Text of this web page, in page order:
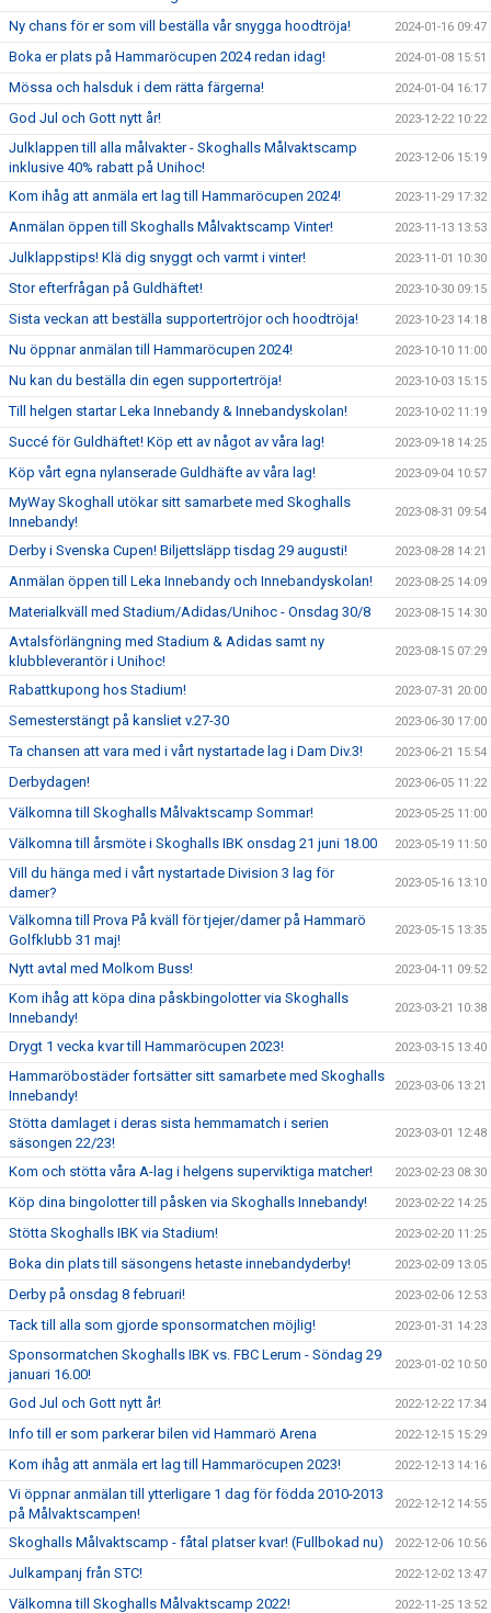
Ny chans för er som vill beställa vår snygga hoodtröja! 2024-01-16 09:47
Boka er plats på Hammaröcupen 2024 redan idag! 2024-01-08 15:51
Mössa och halsduk i dem rätta färgerna! 2024-01-04 16:17
God Jul och Gott nytt år! 2023-12-22 10:22
Julklappen till alla målvakter - Skoghalls Målvaktscamp
inklusive 40% rabatt på Unihoc!
2023-12-06 15:19
Kom ihåg att anmäla ert lag till Hammaröcupen 2024! 2023-11-29 17:32
Anmälan öppen till Skoghalls Målvaktscamp Vinter! 2023-11-13 13:53
Julklappstips! Klä dig snyggt och varmt i vinter! 2023-11-01 10:30
Stor efterfrågan på Guldhäftet! 2023-10-30 09:15
Sista veckan att beställa supportertröjor och hoodtröja! 2023-10-23 14:18
Nu öppnar anmälan till Hammaröcupen 2024! 2023-10-10 11:00
Nu kan du beställa din egen supportertröja! 2023-10-03 15:15
Till helgen startar Leka Innebandy & Innebandyskolan! 2023-10-02 11:19
Succé för Guldhäftet! Köp ett av något av våra lag! 2023-09-18 14:25
Köp vårt egna nylanserade Guldhäfte av våra lag! 2023-09-04 10:57
MyWay Skoghall utökar sitt samarbete med Skoghalls
Innebandy!
2023-08-31 09:54
Derby i Svenska Cupen! Biljettsläpp tisdag 29 augusti! 2023-08-28 14:21
Anmälan öppen till Leka Innebandy och Innebandyskolan! 2023-08-25 14:09
Materialkväll med Stadium/Adidas/Unihoc - Onsdag 30/8 2023-08-15 14:30
Avtalsförlängning med Stadium & Adidas samt ny
klubbleverantör i Unihoc!
2023-08-15 07:29
Rabattkupong hos Stadium! 2023-07-31 20:00
Semesterstängt på kansliet v.27-30 2023-06-30 17:00
Ta chansen att vara med i vårt nystartade lag i Dam Div.3! 2023-06-21 15:54
Derbydagen! 2023-06-05 11:22
Välkomna till Skoghalls Målvaktscamp Sommar! 2023-05-25 11:00
Välkomna till årsmöte i Skoghalls IBK onsdag 21 juni 18.00 2023-05-19 11:50
Vill du hänga med i vårt nystartade Division 3 lag för
damer?
2023-05-16 13:10
Välkomna till Prova På kväll för tjejer/damer på Hammarö
Golfklubb 31 maj!
2023-05-15 13:35
Nytt avtal med Molkom Buss! 2023-04-11 09:52
Kom ihåg att köpa dina påskbingolotter via Skoghalls
Innebandy!
2023-03-21 10:38
Drygt 1 vecka kvar till Hammaröcupen 2023! 2023-03-15 13:40
Hammaröbostäder fortsätter sitt samarbete med Skoghalls
Innebandy!
2023-03-06 13:21
Stötta damlaget i deras sista hemmamatch i serien
säsongen 22/23!
2023-03-01 12:48
Kom och stötta våra A-lag i helgens superviktiga matcher! 2023-02-23 08:30
Köp dina bingolotter till påsken via Skoghalls Innebandy! 2023-02-22 14:25
Stötta Skoghalls IBK via Stadium! 2023-02-20 11:25
Boka din plats till säsongens hetaste innebandyderby! 2023-02-09 13:05
Derby på onsdag 8 februari! 2023-02-06 12:53
Tack till alla som gjorde sponsormatchen möjlig! 2023-01-31 14:23
Sponsormatchen Skoghalls IBK vs. FBC Lerum - Söndag 29
januari 16.00!
2023-01-02 10:50
God Jul och Gott nytt år! 2022-12-22 17:34
Info till er som parkerar bilen vid Hammarö Arena 2022-12-15 15:29
Kom ihåg att anmäla ert lag till Hammaröcupen 2023! 2022-12-13 14:16
Vi öppnar anmälan till ytterligare 1 dag för födda 2010-2013
på Målvaktscampen!
2022-12-12 14:55
Skoghalls Målvaktscamp - fåtal platser kvar! (Fullbokad nu) 2022-12-06 10:56
Julkampanj från STC! 2022-12-02 13:47
Välkomna till Skoghalls Målvaktscamp 2022! 2022-11-25 13:52